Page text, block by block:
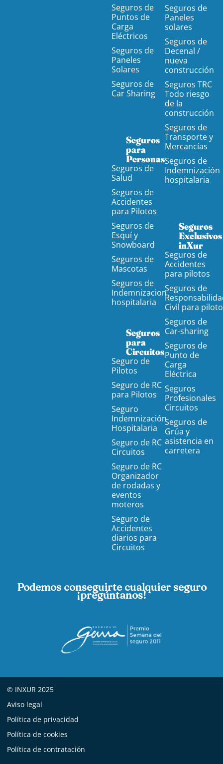
Seguros de
Puntos de
Carga
Eléctricos
Seguros de
Paneles
Solares
Seguros de
Car Sharing
Seguros
para
Personas
Seguros de
Salud
Seguros de
Accidentes
para Pilotos
Seguros de
Esquí y
Snowboard
Seguros de
Mascotas
Seguros de
Indemnizacion
hospitalaria
Seguros
para
Circuitos
Seguro de
Pilotos
Seguro de RC
para Pilotos
Seguro
Indemnización
Hospitalaria
Seguro de RC
Circuitos
Seguro de RC
Organizador
de rodadas y
eventos
moteros
Seguro de
Accidentes
diarios para
Circuitos
Seguros de
Paneles
solares
Seguros de
Decenal /
nueva
construcción
Seguros TRC
Todo riesgo
de la
construcción
Seguros de
Transporte y
Mercancías
Seguros de
Indemnización
hospitalaria
Seguros
Exclusivos
inXur
Seguros de
Accidentes
para pilotos
Seguros de
Civil para
Seguros de
Car-sharing
Seguros de
Punto de
Carga
Eléctrica
Seguros
Profesionales
Circuitos
Seguros de
Grúa y
asistencia en
carretera
Podemos conseguirte cualquier seguro
¡pregúntanos!
© INXUR 2025
Aviso legal
Política de privacidad
Política de cookies
Política de contratación